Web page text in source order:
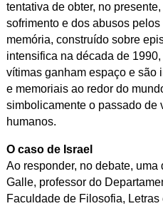
tentativa de obter, no
sofrimento e dos abusos
memória, construído sobre
intensifica na década de
vítimas ganham espaço e são
e memoriais ao redor do
simbolicamente o passado de
humanos.
O caso de Israel
Ao responder, no debate,
Galle, professor do
Faculdade de Filosofia,